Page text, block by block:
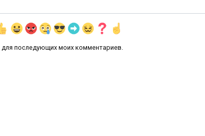
для последующих моих комментариев.